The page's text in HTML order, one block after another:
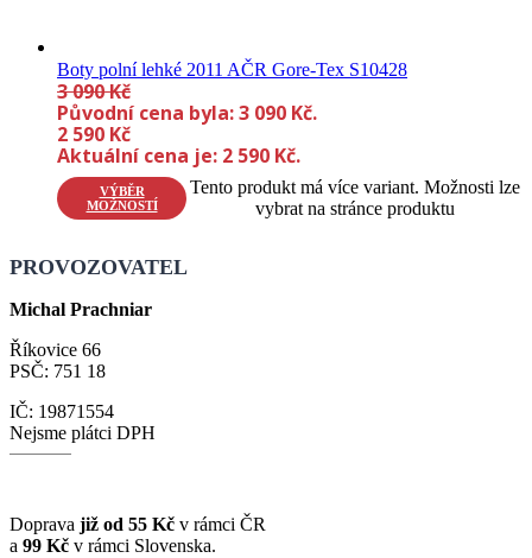
Boty polní lehké 2011 AČR Gore-Tex S10428
3 090Kč
Původní cena byla: 3 090 Kč.
2 590 Kč
Aktuální cena je: 2 590 Kč.
VÝBĚR
MOŽNOSTÍ
Tento produkt má více variant. Možnosti lze
vybrat na stránce produktu
PROVOZOVATEL
Michal Prachniar
Říkovice 66
PSČ: 751 18
IČ: 19871554
Nejsme plátci DPH
Doprava již od 55 Kč v rámci ČR
a 99 Kč v rámci Slovenska.